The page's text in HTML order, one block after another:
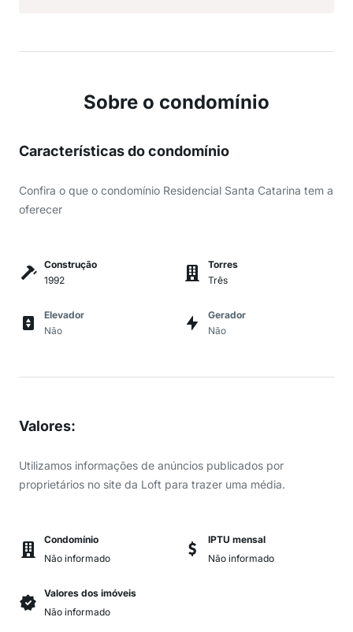
Sobre o condomínio
Características do condomínio
Confira o que o condomínio Residencial Santa Catarina tem a
oferecer
Construção
1992
Torres
Três
Elevador
Não
Gerador
Não
Valores:
Utilizamos informações de anúncios publicados por
proprietários no site da Loft para trazer uma média.
Condomínio
Não informado
IPTU mensal
Não informado
Valores dos imóveis
Não informado